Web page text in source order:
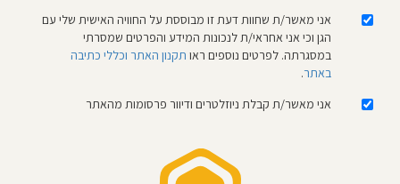
אני מאשר/ת שחוות דעת זו מבוססת על החוויה האישית שלי עם
הגן וכי אני אחראי/ת לנכונות המידע והפרטים שמסרתי
במסגרתה. לפרטים נוספים ראו תקנון האתר וכללי כתיבה
באתר.
אני מאשר/ת קבלת ניוזלטרים ודיוור פרסומות מהאתר